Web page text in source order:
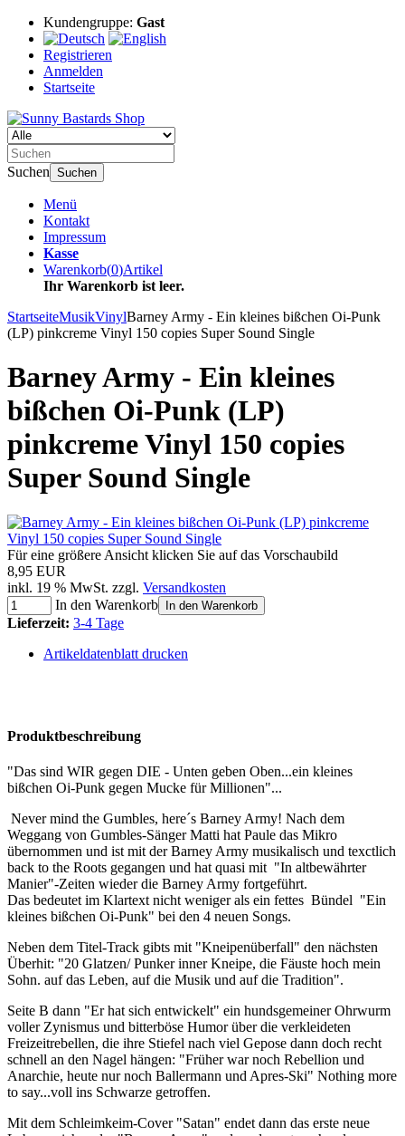
Kundengruppe: Gast
Registrieren
Anmelden
Startseite
Suchen Suchen
Menü
Kontakt
Impressum
Kasse
Warenkorb(0)Artikel
Ihr Warenkorb ist leer.
StartseiteMusikVinylBarney Army - Ein kleines bißchen Oi-Punk
(LP) pinkcreme Vinyl 150 copies Super Sound Single
Barney Army - Ein kleines
bißchen Oi-Punk (LP)
pinkcreme Vinyl 150 copies
Super Sound Single
Für eine größere Ansicht klicken Sie auf das Vorschaubild
8,95 EUR
inkl. 19 % MwSt. zzgl. Versandkosten
In den Warenkorb
In den Warenkorb
Lieferzeit: 3-4 Tage
Artikeldatenblatt drucken
Produktbeschreibung
"Das sind WIR gegen DIE - Unten geben Oben...ein kleines
bißchen Oi-Punk gegen Mucke für Millionen"...
Never mind the Gumbles, here´s Barney Army! Nach dem
Weggang von Gumbles-Sänger Matti hat Paule das Mikro
übernommen und ist mit der Barney Army musikalisch und texctlich
back to the Roots gegangen und hat quasi mit "In altbewährter
Manier"-Zeiten wieder die Barney Army fortgeführt.
Das bedeutet im Klartext nicht weniger als ein fettes Bündel "Ein
kleines bißchen Oi-Punk" bei den 4 neuen Songs.
Neben dem Titel-Track gibts mit "Kneipenüberfall" den nächsten
Überhit: "20 Glatzen/ Punker inner Kneipe, die Fäuste hoch mein
Sohn. auf das Leben, auf die Musik und auf die Tradition".
Seite B dann "Er hat sich entwickelt" ein hundsgemeiner Ohrwurm
voller Zynismus und bitterböse Humor über die verkleideten
Freizeitrebellen, die ihre Stiefel nach viel Gepose dann doch recht
schnell an den Nagel hängen: "Früher war noch Rebellion und
Anarchie, heute nur noch Ballermann und Apres-Ski" Nothing more
to say...voll ins Schwarze getroffen.
Mit dem Schleimkeim-Cover "Satan" endet dann das erste neue